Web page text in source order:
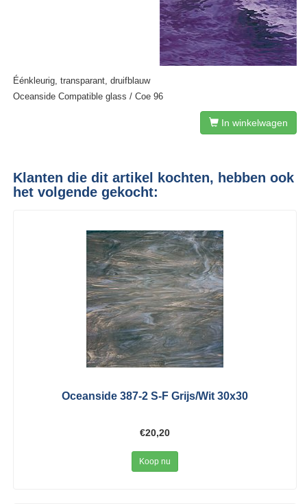
Éénkleurig, transparant, druifblauw
Oceanside Compatible glass / Coe 96
In winkelwagen
Klanten die dit artikel kochten, hebben ook
het volgende gekocht:
Oceanside 387-2 S-F Grijs/Wit 30x30
€20,20
Koop nu